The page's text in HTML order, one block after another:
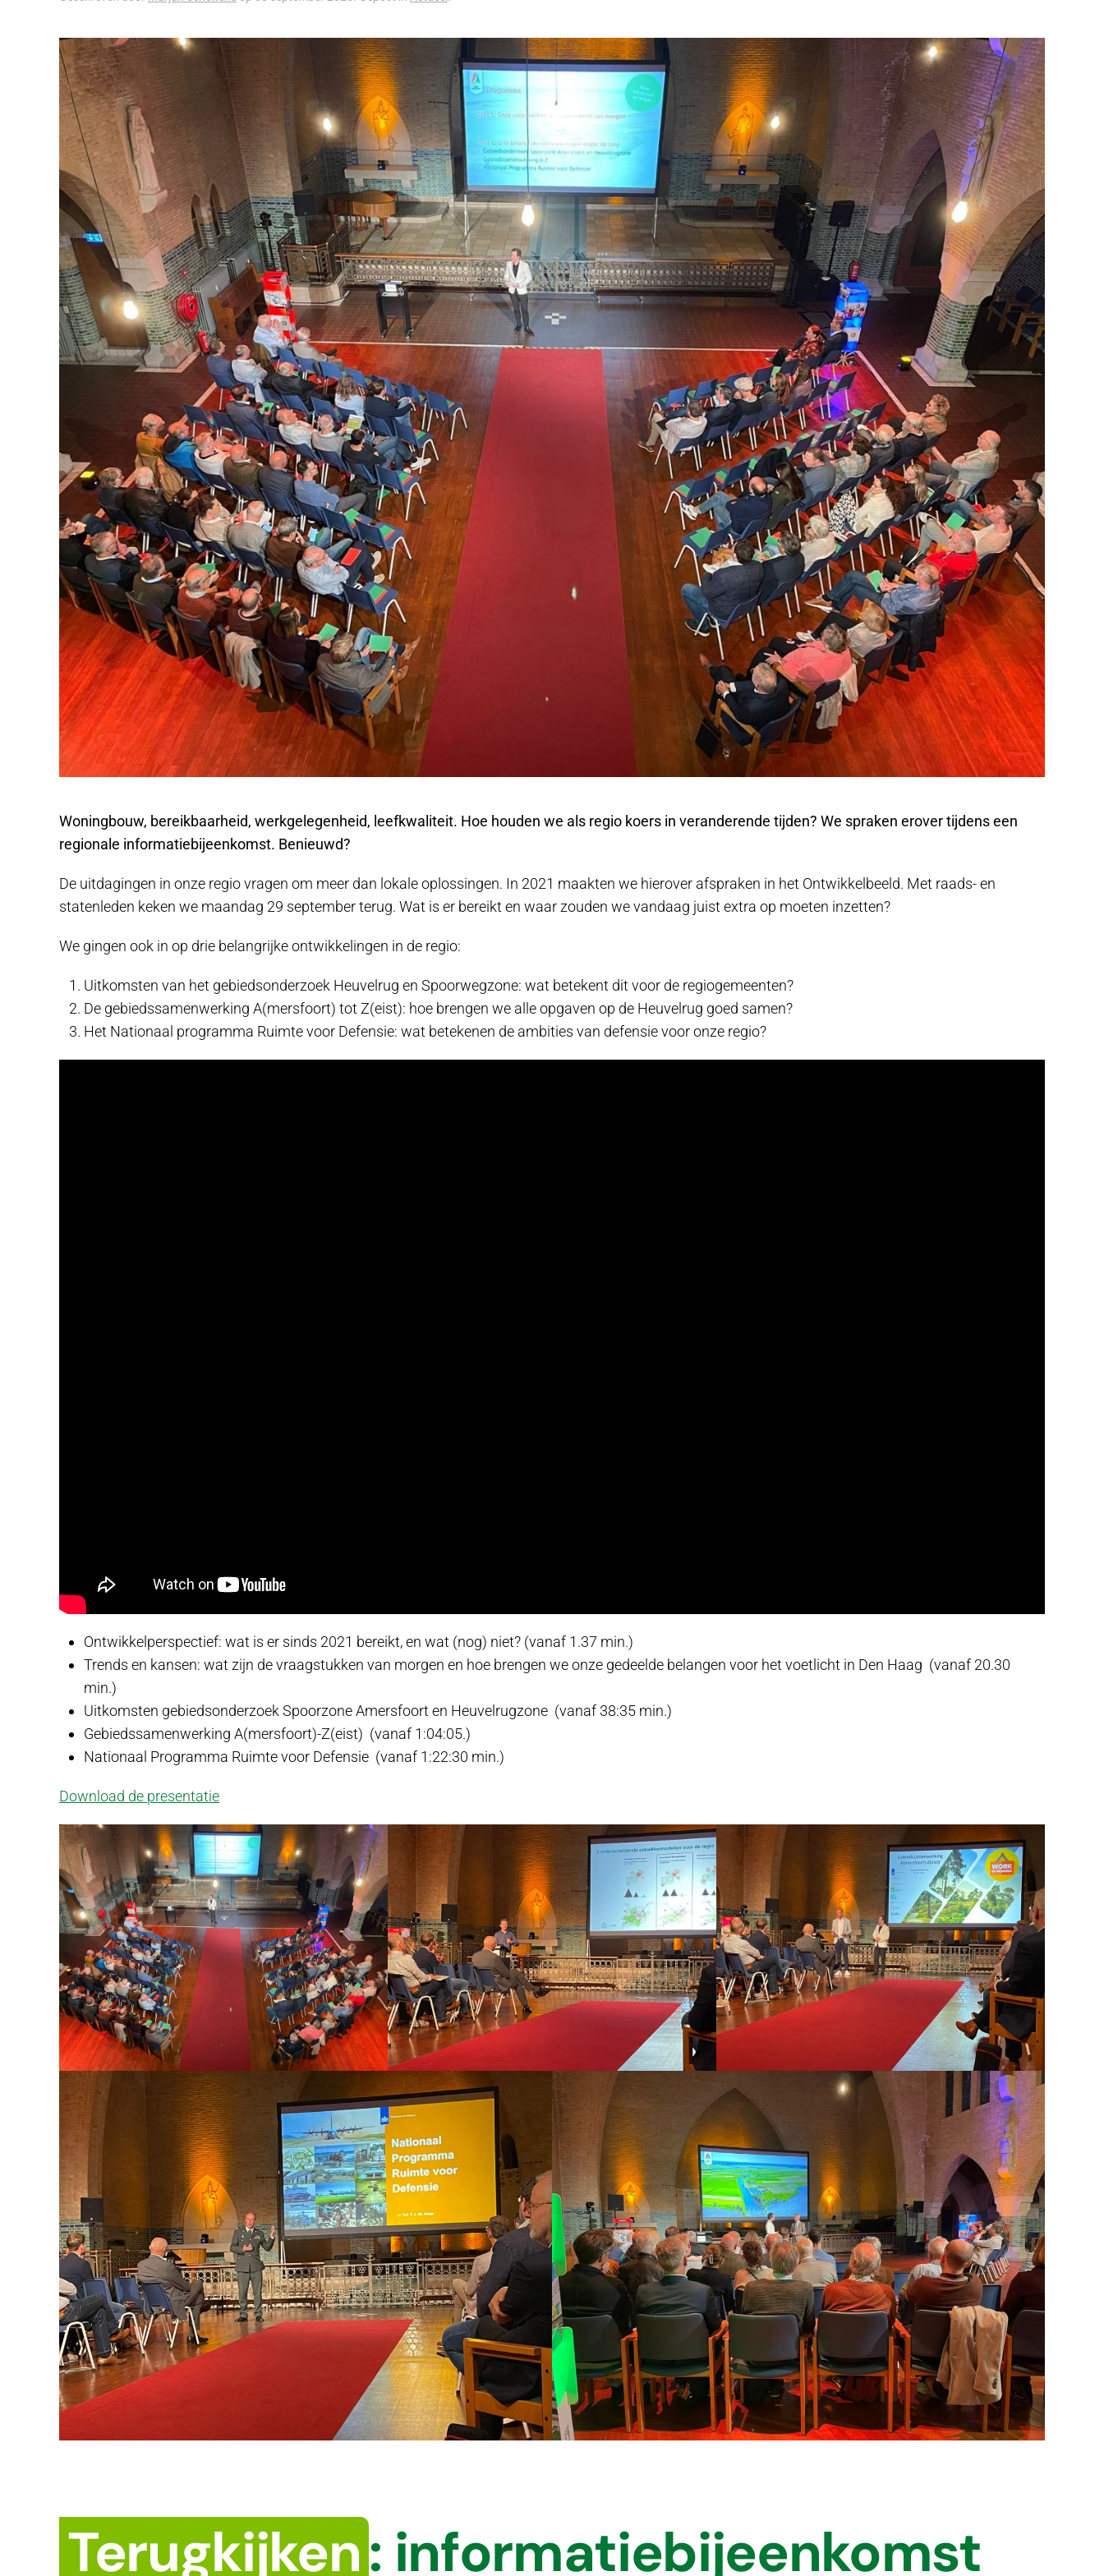
Woningbouw, bereikbaarheid, werkgelegenheid, leefkwaliteit. Hoe houden we als regio koers in veranderende tijden? We spraken erover tijdens een
regionale informatiebijeenkomst. Benieuwd?
De uitdagingen in onze regio vragen om meer dan lokale oplossingen. In 2021 maakten we hierover afspraken in het Ontwikkelbeeld. Met raads- en
statenleden keken we maandag 29 september terug. Wat is er bereikt en waar zouden we vandaag juist extra op moeten inzetten?
We gingen ook in op drie belangrijke ontwikkelingen in de regio:
Uitkomsten van het gebiedsonderzoek Heuvelrug en Spoorwegzone: wat betekent dit voor de regiogemeenten?
De gebiedssamenwerking A(mersfoort) tot Z(eist): hoe brengen we alle opgaven op de Heuvelrug goed samen?
Het Nationaal programma Ruimte voor Defensie: wat betekenen de ambities van defensie voor onze regio?
Ontwikkelperspectief: wat is er sinds 2021 bereikt, en wat (nog) niet? (vanaf 1.37 min.)
Trends en kansen: wat zijn de vraagstukken van morgen en hoe brengen we onze gedeelde belangen voor het voetlicht in Den Haag (vanaf 20.30
min.)
Uitkomsten gebiedsonderzoek Spoorzone Amersfoort en Heuvelrugzone (vanaf 38:35 min.)
Gebiedssamenwerking A(mersfoort)-Z(eist) (vanaf 1:04:05.)
Nationaal Programma Ruimte voor Defensie (vanaf 1:22:30 min.)
Download de presentatie
Terugkijken: informatiebijeenkomst